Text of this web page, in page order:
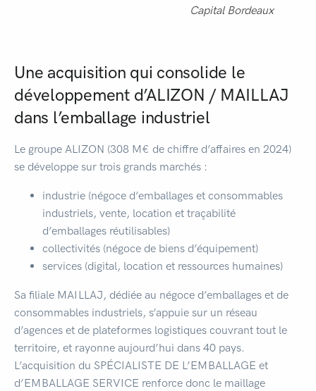
Capital Bordeaux
Une acquisition qui consolide le
développement d’ALIZON / MAILLAJ
dans l’emballage industriel
Le groupe ALIZON (308 M€ de chiffre d’affaires en 2024)
se développe sur trois grands marchés :
industrie (négoce d’emballages et consommables
industriels, vente, location et traçabilité
d’emballages réutilisables)
collectivités (négoce de biens d’équipement)
services (digital, location et ressources humaines)
Sa filiale MAILLAJ, dédiée au négoce d’emballages et de
consommables industriels, s’appuie sur un réseau
d’agences et de plateformes logistiques couvrant tout le
territoire, et rayonne aujourd’hui dans 40 pays.
L’acquisition du SPÉCIALISTE DE L’EMBALLAGE et
d’EMBALLAGE SERVICE renforce donc le maillage